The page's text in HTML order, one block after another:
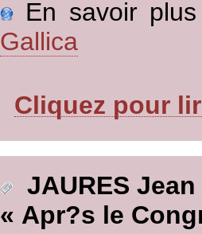
En savoir
Gallica
Cliquez pour
JAURES Jean
« Apr?s le